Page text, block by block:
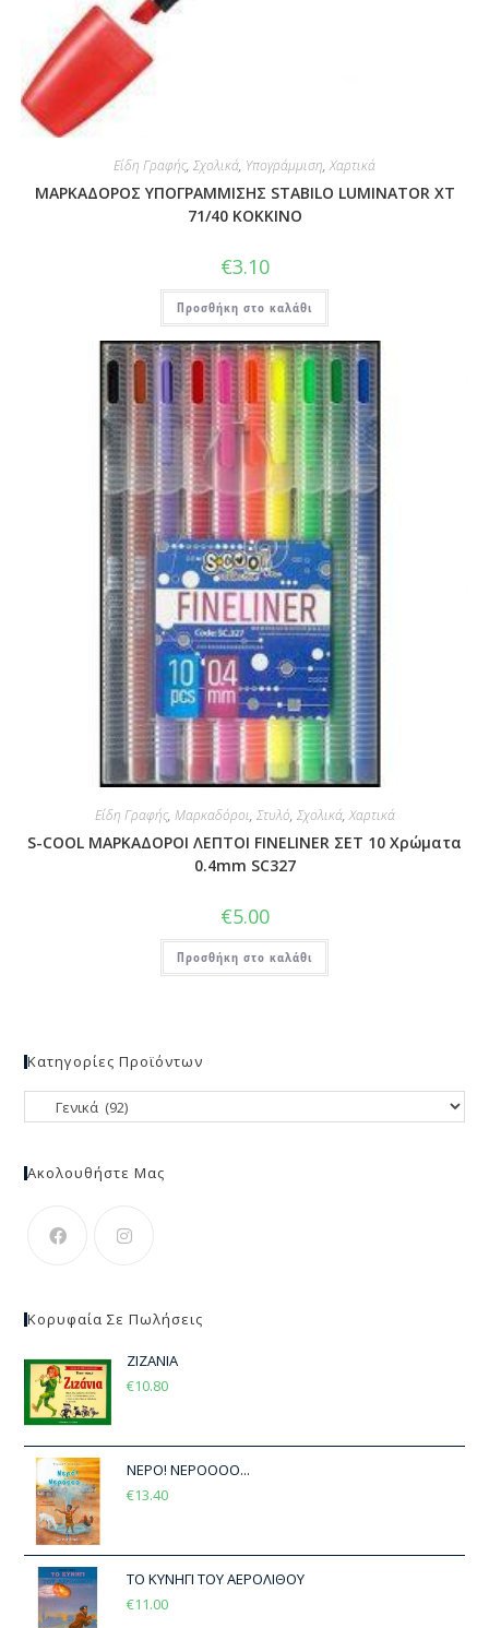
Είδη Γραφής, Σχολικά, Υπογράμμιση,Χαρτικά
ΜΑΡΚΑΔΟΡΟΣ ΥΠΟΓΡΑΜΜΙΣΗΣ STABILO LUMINATOR XT
71/40 ΚΟΚΚΙΝΟ
€3.10
Προσθήκη στο καλάθι
Είδη Γραφής, Μαρκαδόροι, Στυλό, Σχολικά,Χαρτικά
S-COOL ΜΑΡΚΑΔΟΡΟΙ ΛΕΠΤΟΙ FINELINER ΣΕΤ 10 Χρώματα
0.4mm SC327
€5.00
Προσθήκη στο καλάθι
Κατηγορίες Προϊόντων
Ακολουθήστε Μας
Κορυφαία Σε Πωλήσεις
ΖΙΖΑΝΙΑ
€10.80
ΝΕΡΟ! ΝΕΡΟΟΟΟ...
€13.40
ΤΟ ΚΥΝΗΓΙ ΤΟΥ ΑΕΡΟΛΙΘΟΥ
€11.00